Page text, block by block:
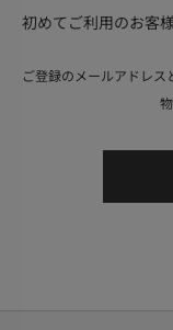
初めてご利用のお客
ご登録のメールアドレ